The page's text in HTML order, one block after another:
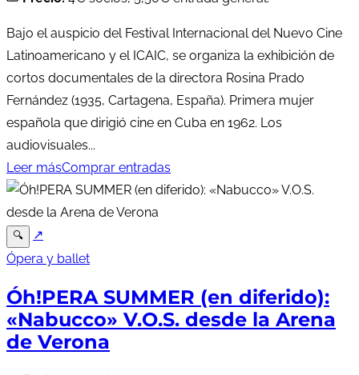
Bajo el auspicio del Festival Internacional del Nuevo Cine
Latinoamericano y el ICAIC, se organiza la exhibición de
cortos documentales de la directora Rosina Prado
Fernández (1935, Cartagena, España). Primera mujer
española que dirigió cine en Cuba en 1962. Los
audiovisuales...
Leer másComprar entradas
🔍
↗
Ópera y ballet
Óh!PERA SUMMER (en diferido):
«Nabucco» V.O.S. desde la Arena
de Verona